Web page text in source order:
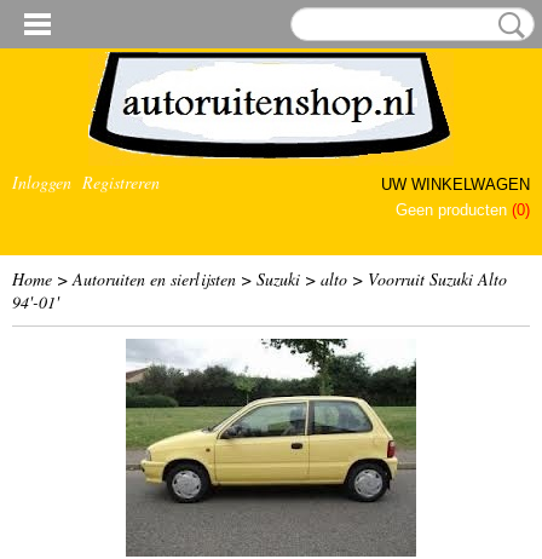
Inloggen Registreren
UW WINKELWAGEN
Geen producten (0)
Home >Autoruiten en sierlijsten > Suzuki > alto > Voorruit Suzuki Alto
94'-01'